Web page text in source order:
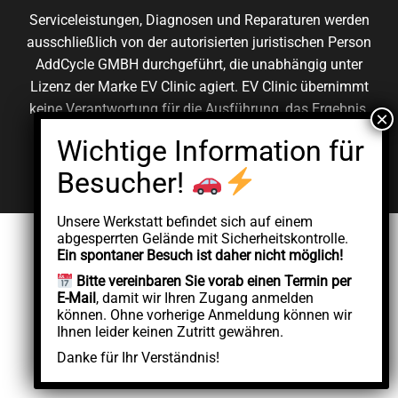
Serviceleistungen, Diagnosen und Reparaturen werden
ausschließlich von der autorisierten juristischen Person
AddCycle GMBH durchgeführt, die unabhängig unter
Lizenz der Marke EV Clinic agiert. EV Clinic übernimmt
keine Verantwortung für die Ausführung, das Ergebnis,
Schäden im Zusammenhang mit der erbrachten
Dienstleistung.
Unsere Werkstatt befindet sich auf einem
abgesperrten Gelände mit Sicherheitskontrolle.
Ein spontaner Besuch ist daher nicht möglich!
Bitte vereinbaren Sie vorab einen Termin per
E-Mail, damit wir Ihren Zugang anmelden
können. Ohne vorherige Anmeldung können wir
Ihnen leider keinen Zutritt gewähren.
Danke für Ihr Verständnis!